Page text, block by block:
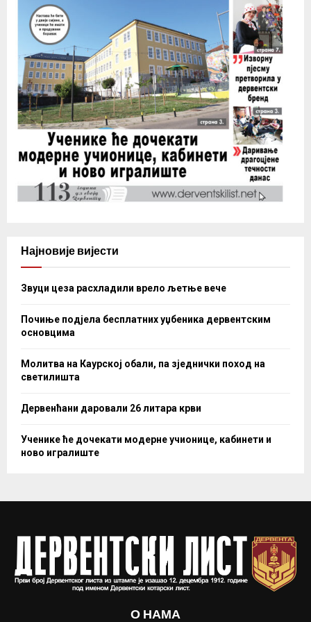
Најновије вијести
Звуци цеза расхладили врело љетње вече
Почиње подјела бесплатних уџбеника дервентским
основцима
Молитва на Каурској обали, па зједнички поход на
светилишта
Дервенћани даровали 26 литара крви
Ученике ће дочекати модерне учионице, кабинети и
ново игралиште
О НАМА